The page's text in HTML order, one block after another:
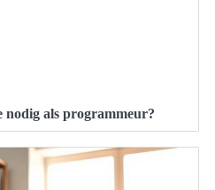
nodig als programmeur?